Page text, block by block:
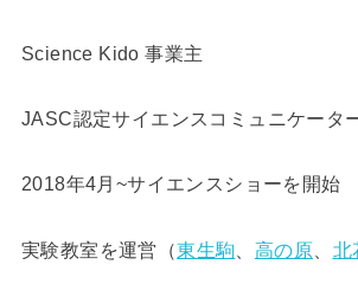
Science Kido 事業主
JASC認定サイエンスコミュニケータ
2018年4月~サイエンスショーを開始
実験教室を運営（東生駒 高の原 北